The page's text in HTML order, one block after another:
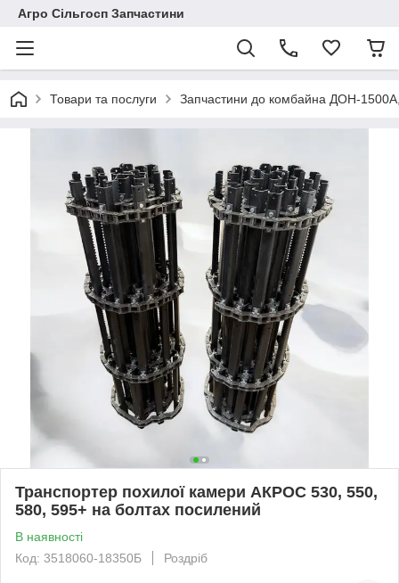
Агро Сільгосп Запчастини
Товари та послуги Запчастини до комбайна ДОН-
Транспортер похилої камери АКРОС 530, 550,
580, 595+ на болтах посилений
В наявності
Код: 3518060-18350Б
Роздріб